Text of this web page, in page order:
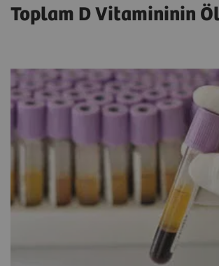
Toplam D Vitamininin